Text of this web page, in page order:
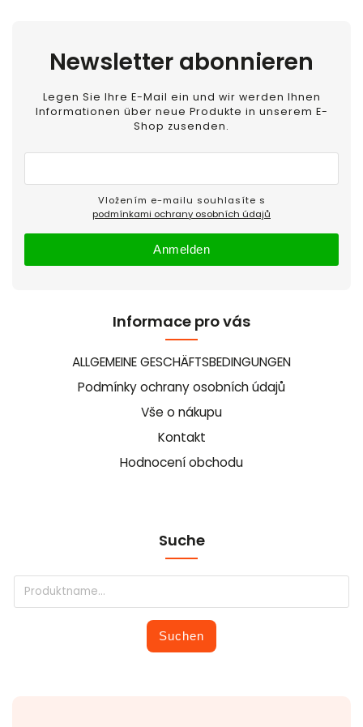
Informace pro vás
ALLGEMEINE GESCHÄFTSBEDINGUNGEN
Podmínky ochrany osobních údajů
Vše o nákupu
Kontakt
Hodnocení obchodu
Newsletter abonnieren
Legen Sie Ihre E-Mail ein und wir werden Ihnen
Informationen über neue Produkte in unserem E-
Shop zusenden.
podmínkami ochrany osobních údajů
Anmelden
Suche
Suchen